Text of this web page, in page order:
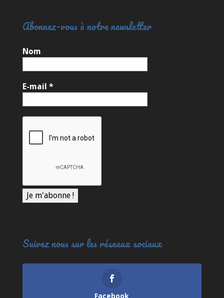
Abonnez-vous à notre newsletter
Nom
E-mail *
Suivez nous sur les réseaux sociaux
Facebook